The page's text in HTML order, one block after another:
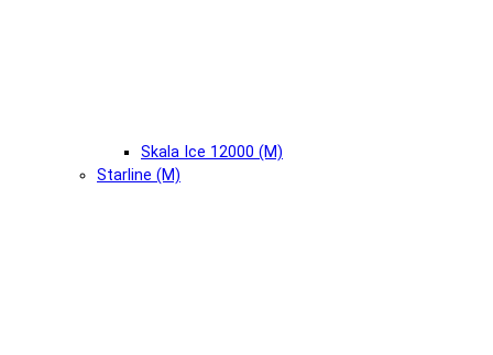
Skala Ice 12000 (М)
Starline (М)